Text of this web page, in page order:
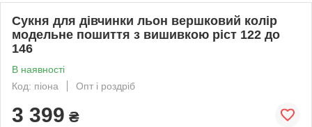
Сукня для дівчинки льон вершковий колір
модельне пошиття з вишивкою ріст 122 до
146
В наявності
Код: піона
Опт і роздріб
3 399 ₴